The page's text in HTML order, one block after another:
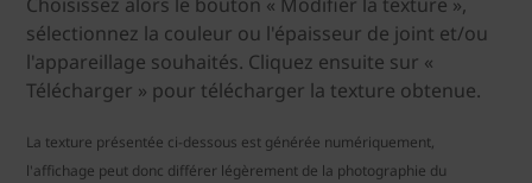
sélectionnez la couleur ou l'épaisseur de joint et/ou
l'appareillage souhaités. Cliquez ensuite sur «
Télécharger » pour télécharger la texture obtenue.
La texture présentée ci-dessous est générée numériquement,
l'affichage peut donc différer légèrement de la photographie du